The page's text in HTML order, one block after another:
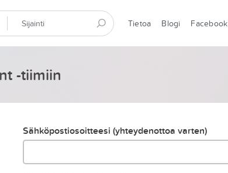
Tietoa Blogi Facebook
-tiimiin
Sähköpostiosoitteesi (yhteydenottoa varten)